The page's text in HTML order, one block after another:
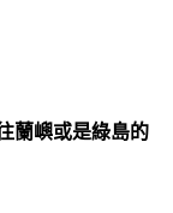
蘭嶼或是綠島的